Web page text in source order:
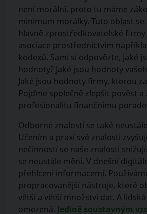
není morální, proto tu máme
minimum morálky. Tuto oblast
hlavně zprostředkovatelské
asociace prostřednictvím
kodexů. Sami si odpovězte, jaké
hodnoty? Jaké jsou hodnoty
Jaké jsou hodnoty firmy, kterou
Pojďme společně zlepšit pověst a
profesionalitu finančnímu
Odborné znalosti se také
Učením a praxí své znalosti
nečinností se naše znalosti
se neustále mění. V dnešní
přehlceni informacemi.
propracovanější nástroje, které
větší a větší množství dat. A
omezená. Jedině soustavným